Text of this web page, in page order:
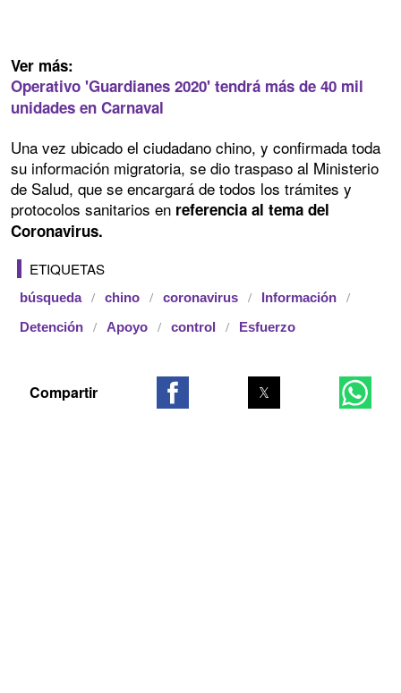
Ver más:
Operativo 'Guardianes 2020' tendrá más de 40 mil
unidades en Carnaval
Una vez ubicado el ciudadano chino, y confirmada toda
su información migratoria, se dio traspaso al Ministerio
de Salud, que se encargará de todos los trámites y
protocolos sanitarios en referencia al tema del
Coronavirus.
ETIQUETAS
búsqueda chino coronavirus Información
Detención Apoyo control Esfuerzo